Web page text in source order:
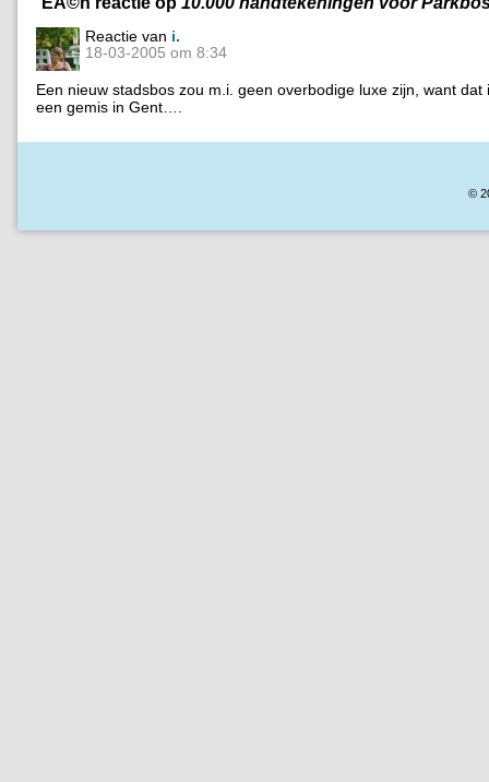
Reactie van i.
18-03-2005 om 8:34
Een nieuw stadsbos zou m.i. geen overbodige luxe zijn, want dat
een gemis in Gent….
©